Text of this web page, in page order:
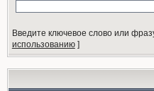
Введите ключевое слово или
использованию]